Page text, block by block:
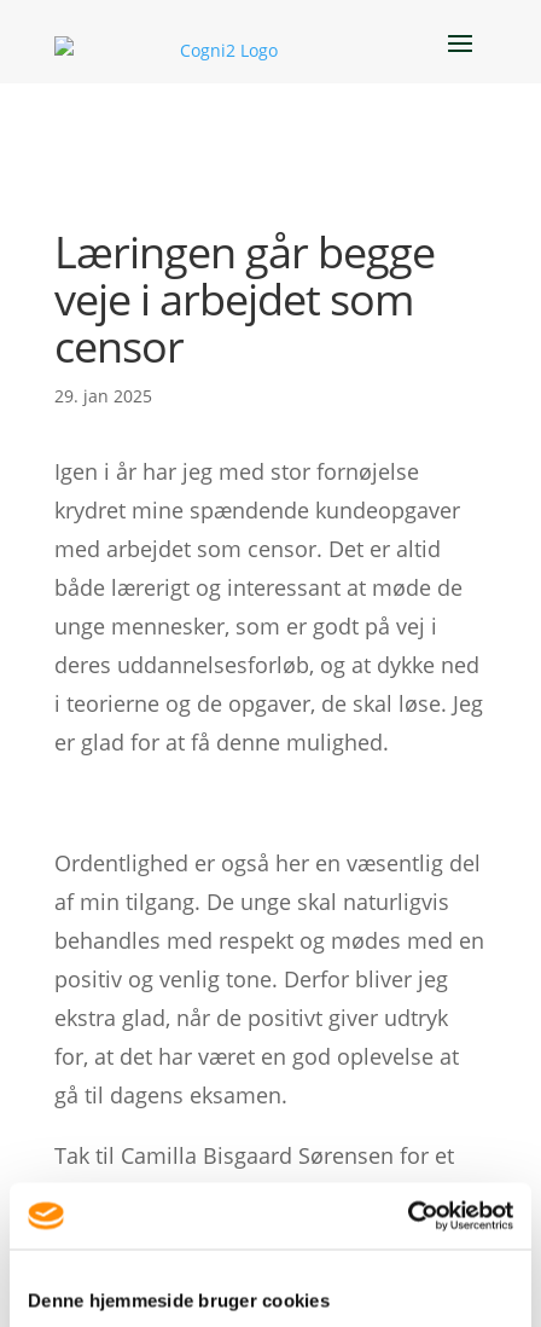
Denne hjemmeside bruger cookies
Læringen går begge
veje i arbejdet som
censor
29. jan 2025
Igen i år har jeg med stor fornøjelse
krydret mine spændende kundeopgaver
med arbejdet som censor. Det er altid
både lærerigt og interessant at møde de
unge mennesker, som er godt på vej i
deres uddannelsesforløb, og at dykke ned
i teorierne og de opgaver, de skal løse. Jeg
er glad for at få denne mulighed.
Ordentlighed er også her en væsentlig del
af min tilgang. De unge skal naturligvis
behandles med respekt og mødes med en
positiv og venlig tone. Derfor bliver jeg
ekstra glad, når de positivt giver udtryk
for, at det har været en god oplevelse at
gå til dagens eksamen.
Tak til Camilla Bisgaard Sørensen for et
godt samarbejde omkring eksamen på
bachelorprojekter på Professionsbachelor